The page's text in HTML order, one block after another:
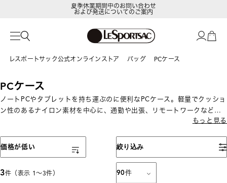
夏季休業期間中のお問い合わせ
および発送についてのご案内
レスポートサック公式オンラインストア バッグ PCケース
PCケース
ノートPCやタブレットを持ち運ぶのに便利なPCケース。軽量でクッショ
ン性のあるナイロン素材を中心に、通勤や出張、リモートワークなどの
もっと見る
絞り込み
3件（表示 1〜3件） 90件
表示順
価格が低い